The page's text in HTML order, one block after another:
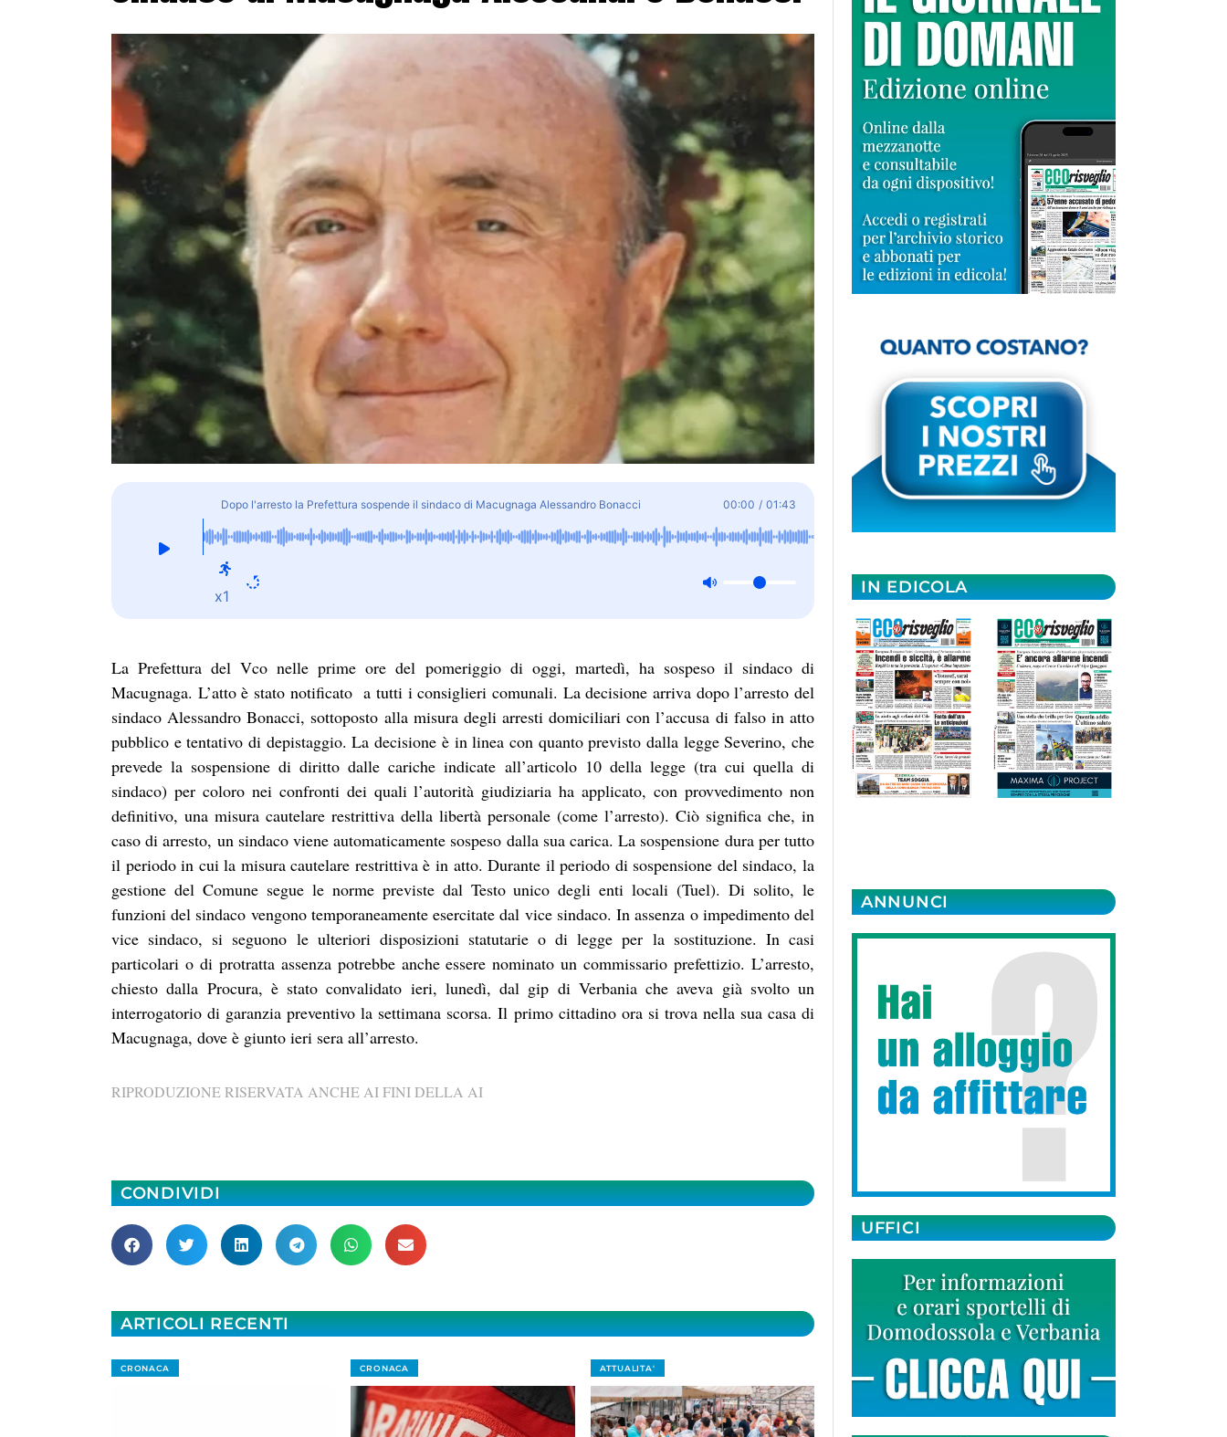
Dopo l'arresto la Prefettura sospende il sindaco di Macugnaga Alessandro Bonacci 00:00 / 01:43
x1
La Prefettura del Vco nelle prime ore del pomeriggio di oggi, martedì, ha sospeso il sindaco di
Macugnaga. L’atto è stato notificato a tutti i consiglieri comunali. La decisione arriva dopo l’arresto del
sindaco Alessandro Bonacci, sottoposto alla misura degli arresti domiciliari con l’accusa di falso in atto
pubblico e tentativo di depistaggio. La decisione è in linea con quanto previsto dalla legge Severino, che
prevede la sospensione di diritto dalle cariche indicate all’articolo 10 della legge (tra cui quella di
sindaco) per coloro nei confronti dei quali l’autorità giudiziaria ha applicato, con provvedimento non
definitivo, una misura cautelare restrittiva della libertà personale (come l’arresto). Ciò significa che, in
caso di arresto, un sindaco viene automaticamente sospeso dalla sua carica. La sospensione dura per tutto
il periodo in cui la misura cautelare restrittiva è in atto. Durante il periodo di sospensione del sindaco, la
gestione del Comune segue le norme previste dal Testo unico degli enti locali (Tuel). Di solito, le
funzioni del sindaco vengono temporaneamente esercitate dal vice sindaco. In assenza o impedimento del
vice sindaco, si seguono le ulteriori disposizioni statutarie o di legge per la sostituzione. In casi
particolari o di protratta assenza potrebbe anche essere nominato un commissario prefettizio. L’arresto,
chiesto dalla Procura, è stato convalidato ieri, lunedì, dal gip di Verbania che aveva già svolto un
interrogatorio di garanzia preventivo la settimana scorsa. Il primo cittadino ora si trova nella sua casa di
Macugnaga, dove è giunto ieri sera all’arresto.
RIPRODUZIONE RISERVATA ANCHE AI FINI DELLA AI
CONDIVIDI
ARTICOLI RECENTI
CRONACA CRONACA ATTUALITA'
IN EDICOLA
ANNUNCI
UFFICI